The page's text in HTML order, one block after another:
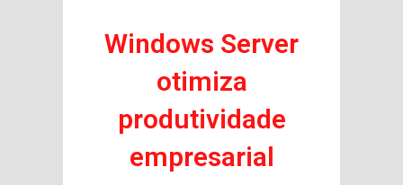
Windows Server
otimiza
produtividade
empresarial